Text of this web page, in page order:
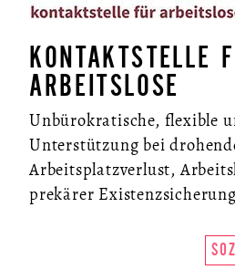
KONTAKTSTELLE
ARBEITSLOSE
Unbürokratische, flexible
Unterstützung bei
Arbeitsplatzverlust,
prekärer Existenzsicherung